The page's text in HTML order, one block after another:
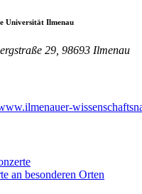
Universität Ilmenau
29, 98693 Ilmenau
an besonderen Orten